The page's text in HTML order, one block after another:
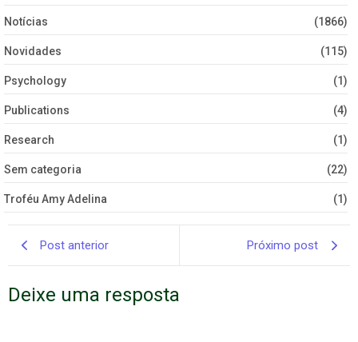
Notícias (1866)
Novidades (115)
Psychology (1)
Publications (4)
Research (1)
Sem categoria (22)
Troféu Amy Adelina (1)
Post anterior Próximo post
Deixe uma resposta